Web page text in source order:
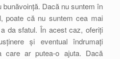
bunăvoință. Dacă nu suntem în
poate că nu suntem cea mai
da sfatul. În acest caz, oferiți
și eventual îndrumați
care ar putea-o ajuta. Dacă